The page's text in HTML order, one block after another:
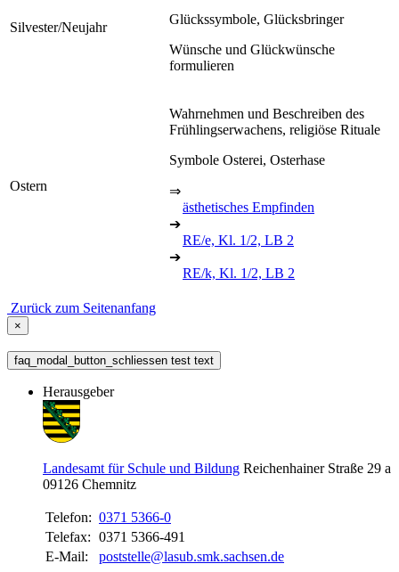
Silvester/Neujahr
Glückssymbole, Glücksbringer
Wünsche und Glückwünsche
formulieren
Ostern
Wahrnehmen und Beschreiben des
Frühlingserwachens, religiöse Rituale
Symbole Osterei, Osterhase
⇒
ästhetisches Empfinden
➔
RE/e, Kl. 1/2, LB 2
➔
RE/k, Kl. 1/2, LB 2
Zurück zum Seitenanfang
×
faq_modal_button_schliessen test text
Herausgeber
Landesamt für Schule und Bildung Reichenhainer Straße 29 a
09126 Chemnitz
Telefon: 0371 5366-0
Telefax: 0371 5366-491
E-Mail:
poststelle@lasub.smk.sachsen.de